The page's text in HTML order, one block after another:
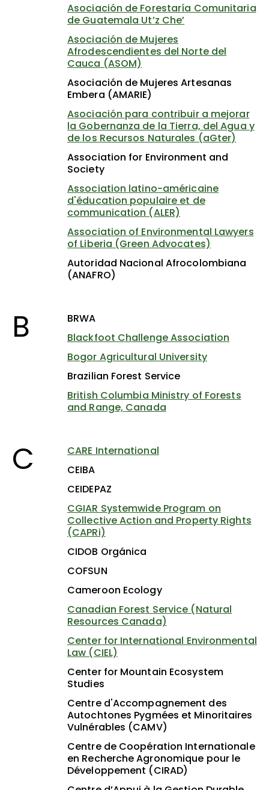
Asociación de Forestaría Comunitaria
de Guatemala Ut’z Che’
Asociación de Mujeres
Afrodescendientes del Norte del
Cauca (ASOM)
Asociación de Mujeres Artesanas
Embera (AMARIE)
Asociación para contribuir a mejorar
la Gobernanza de la Tierra, del Agua y
de los Recursos Naturales (aGter)
Association for Environment and
Society
Association latino-américaine
d'éducation populaire et de
communication (ALER)
Association of Environmental Lawyers
of Liberia (Green Advocates)
Autoridad Nacional Afrocolombiana
(ANAFRO)
B
BRWA
Blackfoot Challenge Association
Bogor Agricultural University
Brazilian Forest Service
British Columbia Ministry of Forests
and Range, Canada
C
CARE International
CEIBA
CEIDEPAZ
CGIAR Systemwide Program on
Collective Action and Property Rights
(CAPRi)
CIDOB Orgánica
COFSUN
Cameroon Ecology
Canadian Forest Service (Natural
Resources Canada)
Center for International Environmental
Law (CIEL)
Center for Mountain Ecosystem
Studies
Centre d'Accompagnement des
Autochtones Pygmées et Minoritaires
Vulnérables (CAMV)
Centre de Coopération Internationale
en Recherche Agronomique pour le
Développement (CIRAD)